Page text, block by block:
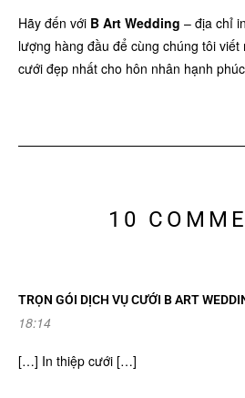
Hãy đến với B Art Wedding – địa chỉ
lượng hàng đầu để cùng chúng tôi
cưới đẹp nhất cho hôn nhân hạnh
10
TRỌN GÓI DỊCH VỤ CƯỚI B ART
18:14
[…] In thiệp cưới […]